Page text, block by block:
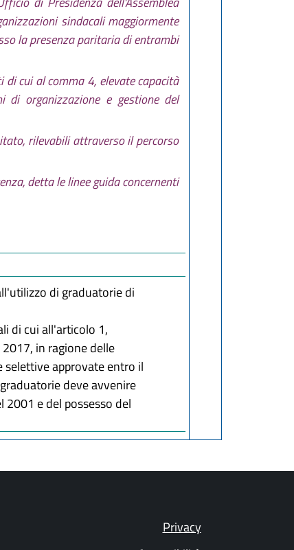
sindacali maggiormente
la presenza paritaria di entrambi
cui al comma 4, elevate capacità
di organizzazione e gestione del
rilevabili attraverso il percorso
detta le linee guida concernenti
di graduatorie di
di cui all'articolo 1,
in ragione delle
approvate entro il
deve avvenire
e del possesso del
Privacy